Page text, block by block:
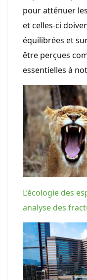
pour atténuer
et celles-ci
équilibrées et
être perçues
essentielles à
L’écologie des
analyse des